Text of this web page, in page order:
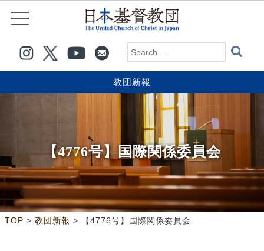
教団新報
【4776号】国際関係委員会
TOP > 教団新報 > 【4776号】国際関係委員会